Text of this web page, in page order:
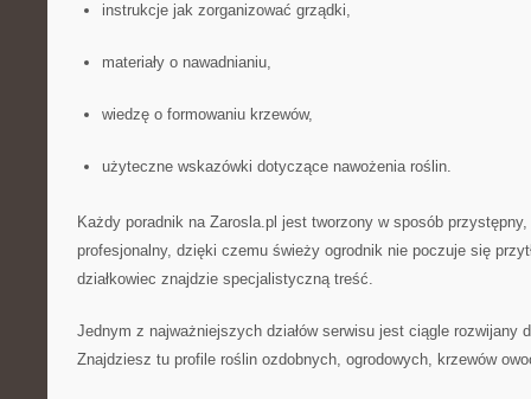
instrukcje jak zorganizować grządki,
materiały o nawadnianiu,
wiedzę o formowaniu krzewów,
użyteczne wskazówki dotyczące nawożenia roślin.
Każdy poradnik na Zarosla.pl jest tworzony w sposób
profesjonalny, dzięki czemu świeży ogrodnik nie poczuje się
działkowiec znajdzie specjalistyczną treść.
Jednym z najważniejszych działów serwisu jest ciągle rozwijany
Znajdziesz tu profile roślin ozdobnych, ogrodowych, krzewów